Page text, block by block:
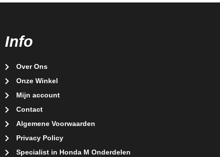
Info
Over Ons
Onze Winkel
Mijn account
Contact
Algemene Voorwaarden
Privacy Policy
Specialist in Honda M Onderdelen